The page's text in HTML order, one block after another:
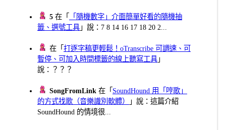
5 在「
「隨機數字」介面簡單好看的隨機抽
籤、選號工具 」說：7 8 14 16 17 18 20 2...
在「打逐字稿更輕鬆！oTranscribe 可調速、可
暫停、可加入時間標籤的線上聽寫工具 」
說：？？？
SongFromLink 在「 SoundHound 用「哼歌」
的方式找歌（音樂識別軟體）
」說：這篇介紹
SoundHound 的情境很...